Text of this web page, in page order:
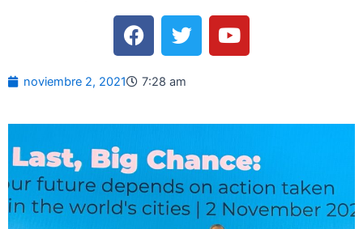
F
a
c
e
k
T
w
i
t
Y
o
u
noviembre 2, 2021 7:28 am